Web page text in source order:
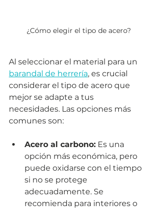
¿Cómo elegir el tipo de acero?
Al seleccionar el material para un
barandal de herrería, es crucial
considerar el tipo de acero que
mejor se adapte a tus
necesidades. Las opciones más
comunes son:
Acero al carbono: Es una
opción más económica, pero
puede oxidarse con el tiempo
si no se protege
adecuadamente. Se
recomienda para interiores o